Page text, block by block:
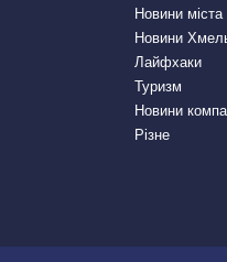
Новини міста
Новини
Лайфхаки
Туризм
Новини
Різне